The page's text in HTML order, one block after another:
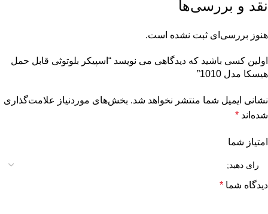
نقد و بررسی‌ها
هنوز بررسی‌ای ثبت نشده است.
اولین کسی باشید که دیدگاهی می نویسد “اسپیکر بلوتوثی قابل حمل
هیسکا مدل 1010”
نشانی ایمیل شما منتشر نخواهد شد. بخش‌های موردنیاز علامت‌گذاری
شده‌اند *
امتیاز شما
دیدگاه شما *